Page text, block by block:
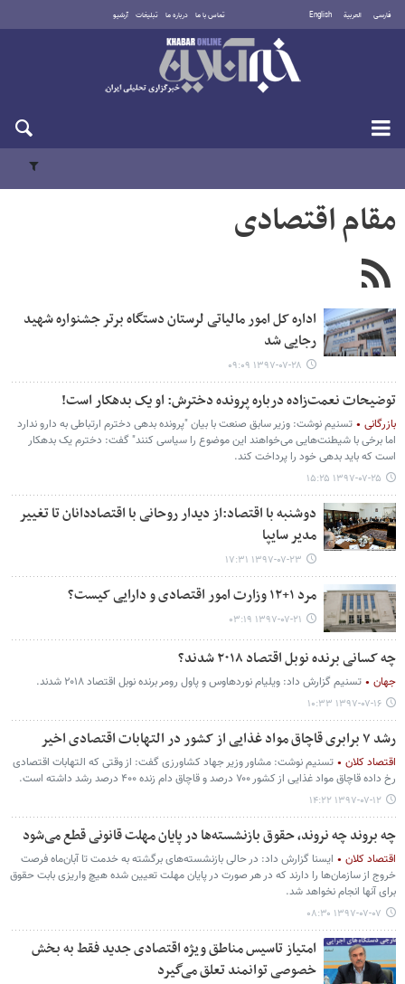
فارسی العربية English تماس با ما درباره ما تبلیغات آرشیو
پنجشنبه ۱۵ مرداد ۱۴۰۵
مقام اقتصادی
اداره کل امور مالیاتی لرستان دستگاه برتر جشنواره شهید
رجایی شد
۱۳۹۷-۰۷-۲۸ ۰۹:۰۹
توضیحات نعمت‌زاده درباره پرونده دخترش: او یک بدهکار است!
بازرگانی
تسنیم نوشت: وزیر سابق صنعت با بیان "پرونده بدهی دخترم ارتباطی به دارو ندارد
اما برخی با شیطنت‌هایی می‌خواهند این موضوع را سیاسی کنند" گفت: دخترم یک بدهکار
است که باید بدهی خود را پرداخت کند.
۱۳۹۷-۰۷-۲۵ ۱۵:۲۵
دوشنبه با اقتصاد:از دیدار روحانی با اقتصاددانان تا تغییر
مدیر سایپا
۱۳۹۷-۰۷-۲۳ ۱۷:۳۱
مرد ۱+۱۲ وزارت امور اقتصادی و دارایی کیست؟
۱۳۹۷-۰۷-۲۱ ۰۳:۱۹
چه کسانی برنده نوبل اقتصاد ۲۰۱۸ شدند؟
جهان تسنیم گزارش داد: ویلیام نوردهاوس و پاول رومر برنده نوبل اقتصاد ۲۰۱۸ شدند.
۱۳۹۷-۰۷-۱۶ ۱۰:۳۳
رشد ۷ برابری قاچاق مواد غذایی از کشور در التهابات اقتصادی اخیر
اقتصاد کلان
تسنیم نوشت: مشاور وزیر جهاد کشاورزی گفت: از وقتی که التهابات اقتصادی
رخ داده قاچاق مواد غذایی از کشور ۷۰۰ درصد و قاچاق دام زنده ۴۰۰ درصد رشد داشته است.
۱۳۹۷-۰۷-۱۲ ۱۴:۲۲
چه بروند چه نروند، حقوق بازنشسته‌ها در پایان مهلت قانونی قطع می‌شود
اقتصاد کلان
ایسنا گزارش داد: در حالی بازنشسته‌های برگشته به خدمت تا آبان‌ماه فرصت
خروج از سازمان‌ها را دارند که در هر صورت در پایان مهلت تعیین شده هیچ واریزی بابت حقوق
برای آنها انجام نخواهد شد.
۱۳۹۷-۰۷-۰۷ ۰۸:۳۰
امتیاز تاسیس مناطق ویژه اقتصادی جدید فقط به بخش
خصوصی توانمند تعلق می‌گیرد